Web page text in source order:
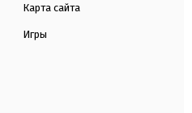
Карта сайта
Игры